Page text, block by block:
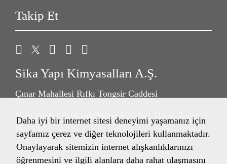
Takip Et
Sika Yapı Kimyasalları A.Ş.
Çınar Mahallesi Rıfkı Tongsir Caddesi
Nida Kule Küçükyalı Sitesi A04 No: 115 İç Kapı
No: 141
34841 Maltepe/İstanbul
Daha iyi bir internet sitesi deneyimi yaşamanız için
sayfamız çerez ve diğer teknolojileri kullanmaktadır.
Onaylayarak sitemizin internet alışkanlıklarınızı
öğrenmesini ve ilgili alanlara daha rahat ulaşmasını